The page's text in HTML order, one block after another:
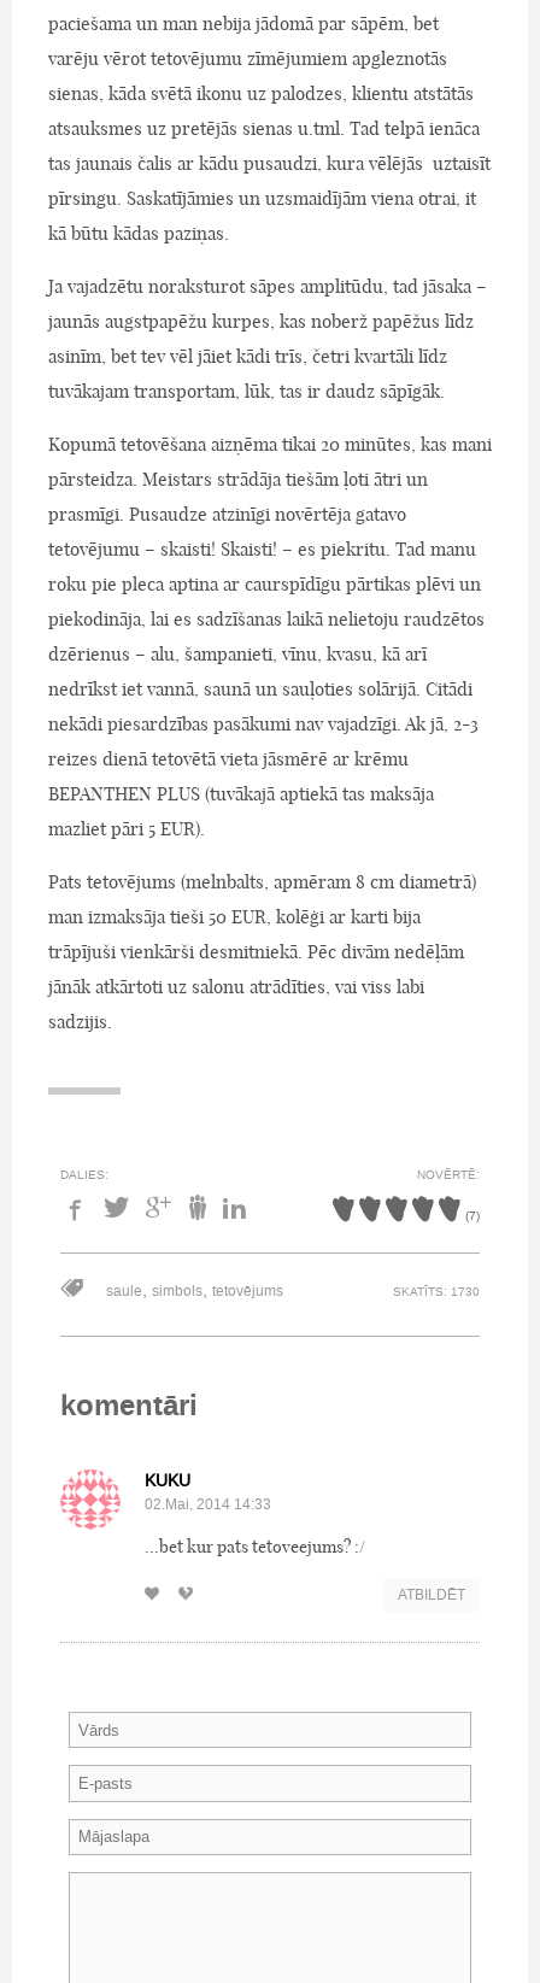
paciešama un man nebija jādomā par sāpēm, bet
varēju vērot tetovējumu zīmējumiem apgleznotās
sienas, kāda svētā ikonu uz palodzes, klientu atstātās
atsauksmes uz pretējās sienas u.tml. Tad telpā ienāca
tas jaunais čalis ar kādu pusaudzi, kura vēlējās uztaisīt
pīrsingu. Saskatījāmies un uzsmaidījām viena otrai, it
kā būtu kādas paziņas.
Ja vajadzētu noraksturot sāpes amplitūdu, tad jāsaka –
jaunās augstpapēžu kurpes, kas noberž papēžus līdz
asinīm, bet tev vēl jāiet kādi trīs, četri kvartāli līdz
tuvākajam transportam, lūk, tas ir daudz sāpīgāk.
Kopumā tetovēšana aizņēma tikai 20 minūtes, kas mani
pārsteidza. Meistars strādāja tiešām ļoti ātri un
prasmīgi. Pusaudze atzinīgi novērtēja gatavo
tetovējumu – skaisti! Skaisti! – es piekritu. Tad manu
roku pie pleca aptina ar caurspīdīgu pārtikas plēvi un
piekodināja, lai es sadzīšanas laikā nelietoju raudzētos
dzērienus – alu, šampanieti, vīnu, kvasu, kā arī
nedrīkst iet vannā, saunā un sauļoties solārijā. Citādi
nekādi piesardzības pasākumi nav vajadzīgi. Ak jā, 2-3
reizes dienā tetovētā vieta jāsmērē ar krēmu
BEPANTHEN PLUS (tuvākajā aptiekā tas maksāja
mazliet pāri 5 EUR).
Pats tetovējums (melnbalts, apmēram 8 cm diametrā)
man izmaksāja tieši 50 EUR, kolēģi ar karti bija
trāpījuši vienkārši desmitniekā. Pēc divām nedēļām
jānāk atkārtoti uz salonu atrādīties, vai viss labi
sadzijis.
DALIES: NOVĒRTĒ:
(7)
saule, simbols, tetovējums SKATĪTS: 1730
komentāri
KUKU
02.Mai, 2014 14:33
...bet kur pats tetoveejums? :/
ATBILDĒT